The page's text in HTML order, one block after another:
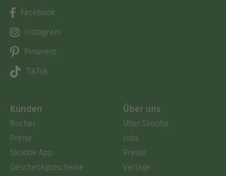
Facebook
Instagram
Pinterest
TikTok
Kunden
Bücher
Preise
Skoobe App
Geschenkgutscheine
Über uns
Über Skoobe
Jobs
Presse
Verlage